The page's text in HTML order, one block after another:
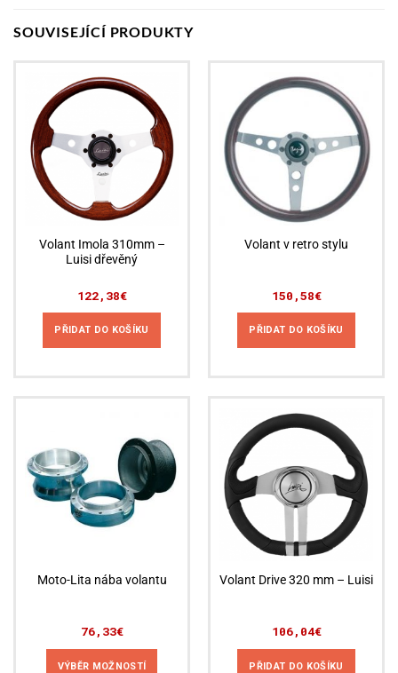
SOUVISEJÍCÍ PRODUKTY
Volant Imola 310mm –
Luisi dřevěný
122,38€
PŘIDAT DO KOŠÍKU
Volant v retro stylu
150,58€
PŘIDAT DO KOŠÍKU
Moto-Lita nába volantu
76,33€
VÝBĚR MOŽNOSTÍ
Volant Drive 320 mm – Luisi
106,04€
PŘIDAT DO KOŠÍKU